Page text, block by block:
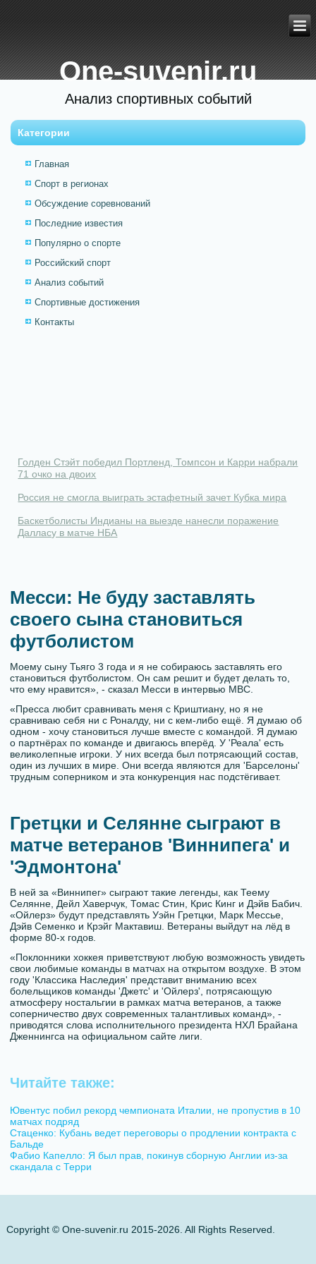
One-suvenir.ru
Анализ спортивных событий
Категории
Главная
Спорт в регионах
Обсуждение соревнований
Последние известия
Популярно о спорте
Российский спорт
Анализ событий
Спортивные достижения
Контакты
Голден Стэйт победил Портленд, Томпсон и Карри набрали
71 очко на двоих
Россия не смогла выиграть эстафетный зачет Кубка мира
Баскетболисты Индианы на выезде нанесли поражение
Далласу в матче НБА
Месси: Не буду заставлять
своего сына становиться
футболистом
Моему сыну Тьяго 3 года и я не собираюсь заставлять его
становиться футболистом. Он сам решит и будет делать то,
что ему нравится», - сказал Месси в интервью MBC.
«Пресса любит сравнивать меня с Криштиану, но я не
сравниваю себя ни с Роналду, ни с кем-либо ещё. Я думаю об
одном - хочу становиться лучше вместе с командой. Я думаю
о партнёрах по команде и двигаюсь вперёд. У 'Реала' есть
великолепные игроки. У них всегда был потрясающий состав,
один из лучших в мире. Они всегда являются для 'Барселоны'
трудным соперником и эта конкуренция нас подстёгивает.
Гретцки и Селянне сыграют в
матче ветеранов 'Виннипега' и
'Эдмонтона'
В ней за «Виннипег» сыграют такие легенды, как Теему
Селянне, Дейл Хаверчук, Томас Стин, Крис Кинг и Дэйв Бабич.
«Ойлерз» будут представлять Уэйн Гретцки, Марк Мессье,
Дэйв Семенко и Крэйг Мактавиш. Ветераны выйдут на лёд в
форме 80-х годов.
«Поклонники хоккея приветствуют любую возможность увидеть
свои любимые команды в матчах на открытом воздухе. В этом
году 'Классика Наследия' представит вниманию всех
болельщиков команды 'Джетс' и 'Ойлерз', потрясающую
атмосферу ностальгии в рамках матча ветеранов, а также
соперничество двух современных талантливых команд», -
приводятся слова исполнительного президента НХЛ Брайана
Дженнингса на официальном сайте лиги.
Читайте также:
Ювентус побил рекорд чемпионата Италии, не пропустив в 10
матчах подряд
Стаценко: Кубань ведет переговоры о продлении контракта с
Бальде
Фабио Капелло: Я был прав, покинув сборную Англии из-за
скандала с Терри
Copyright © One-suvenir.ru 2015-2026. All Rights Reserved.